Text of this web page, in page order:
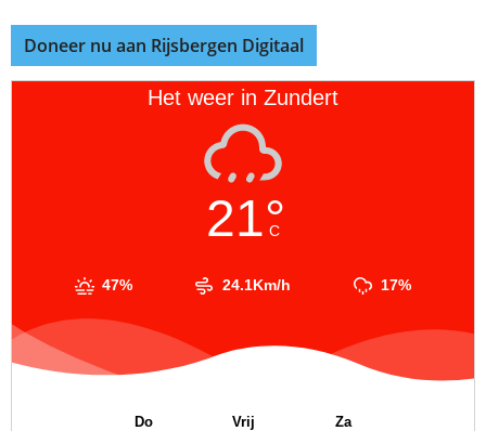
Doneer nu aan Rijsbergen Digitaal
Het weer in Zundert
21°
C
47% 24.1Km/h 17%
Do Vrij Za